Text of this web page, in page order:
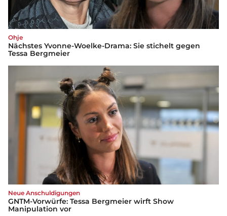
Ohje
Nächstes Yvonne-Woelke-Drama: Sie stichelt gegen
Tessa Bergmeier
Neue Anschuldigungen
GNTM-Vorwürfe: Tessa Bergmeier wirft Show
Manipulation vor